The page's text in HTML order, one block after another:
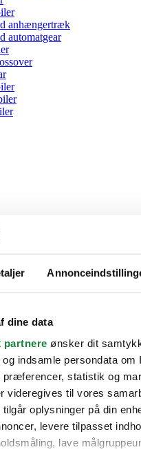
dine data
partnere ønsker dit
indsamle persondata om
præferencer, statistik og
videregives til vores
oplysninger på din
levere tilpasset
lave
anhængertræk
automatgear